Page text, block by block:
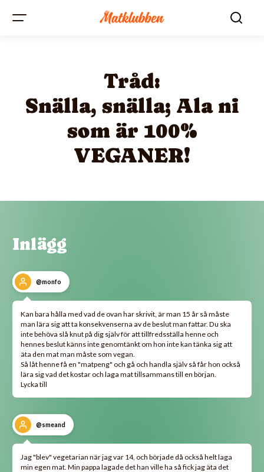
Tråd:
Snälla, snälla; Ala ni
som är 100%
VEGANER!
Inlägg
@monfo
Kan bara hålla med vad de ovan har skrivit, är man 15 år så måste
man lära sig att ta konsekvenserna av de beslut man fattar. Du ska
inte behöva slå knut på dig själv för att tillfredsställa henne och
hennes beslut känns inte genomtänkt om hon inte kan tänka sig att
äta den mat man måste som vegan.
Så låt henne få en "matpeng" och gå och handla själv så får hon också
lära sig vad det kostar och laga mat tillsammans till en början.
Lycka till
@smeand
Jag "blev" vegetarian när jag var 14, och började då också helt laga
min egen mat. Min pappa lagade det han ville ha så fick jag äta det